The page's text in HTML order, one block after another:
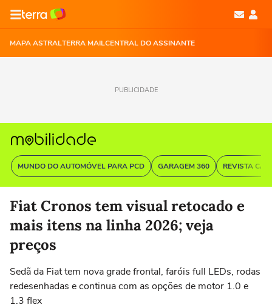
MAPA ASTRALTERRA MAILCENTRAL DO ASSINANTE
PUBLICIDADE
MUNDO DO AUTOMÓVEL PARA PCD GARAGEM 360 REVISTA
Fiat Cronos tem visual retocado e
mais itens na linha 2026; veja
preços
Sedã da Fiat tem nova grade frontal, faróis full LEDs, rodas
redesenhadas e continua com as opções de motor 1.0 e
1.3 flex